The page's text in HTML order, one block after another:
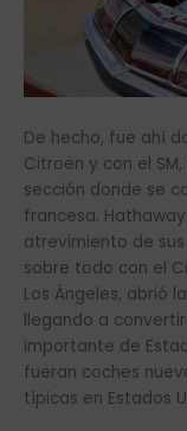
De hecho, fue ahí
Citroën y con el
sección donde se
francesa.
atrevimiento de
sobre todo con el
Los Ángeles, abrió
llegando a
importante de
fueran coches
típicas en Estados